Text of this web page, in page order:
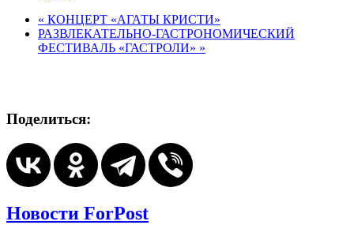
« КОНЦЕРТ «АГАТЫ КРИСТИ»
РАЗВЛЕКАТЕЛЬНО-ГАСТРОНОМИЧЕСКИЙ
ФЕСТИВАЛЬ «ГАСТРОЛИ» »
Поделиться:
Новости ForPost